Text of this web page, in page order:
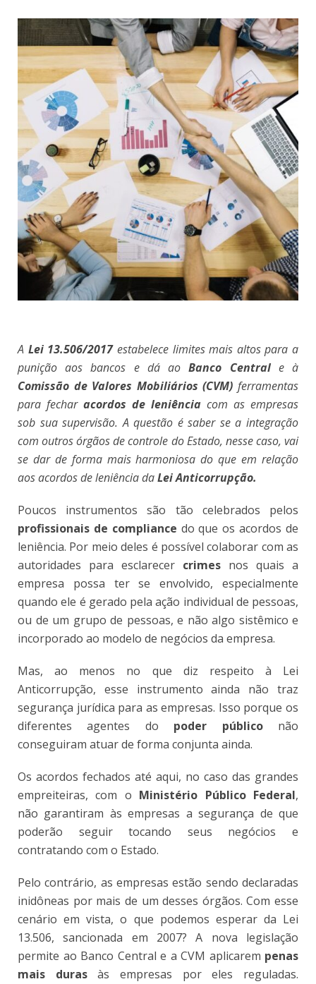
A Lei 13.506/2017estabelece limites mais altos para a
punição aos bancos e dá aoBanco Centrale à
Comissão de Valores Mobiliários (CVM) ferramentas
para fechar acordos de leniência com as empresas
sob sua supervisão. A questão é saber se a integração
com outros órgãos de controle do Estado, nesse caso, vai
se dar de forma mais harmoniosa do que em relação
aos acordos de leniência daLei Anticorrupção.
Poucos instrumentos são tão celebrados pelos
profissionais de compliance do que os acordos de
leniência. Por meio deles é possível colaborar com as
autoridades para esclarecer crimes nos quais a
empresa possa ter se envolvido, especialmente
quando ele é gerado pela ação individual de pessoas,
ou de um grupo de pessoas, e não algo sistêmico e
incorporado ao modelo de negócios da empresa.
Mas, ao menos no que diz respeito à Lei
Anticorrupção, esse instrumento ainda não traz
segurança jurídica para as empresas. Isso porque os
diferentes agentes do poder públiconão
conseguiram atuar de forma conjunta ainda.
Os acordos fechados até aqui, no caso das grandes
empreiteiras, com o Ministério Público Federal,
não garantiram às empresas a segurança de que
poderão seguir tocando seus negócios e
contratando com o Estado.
Pelo contrário, as empresas estão sendo declaradas
inidôneas por mais de um desses órgãos. Com esse
cenário em vista, o que podemos esperar da Lei
13.506, sancionada em 2007? A nova legislação
permite ao Banco Central e a CVM aplicarem penas
mais durasàs empresas por eles reguladas.